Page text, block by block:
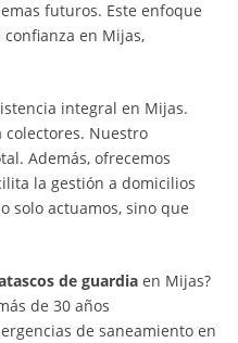
futuros. Este enfoque
en Mijas,
integral en Mijas.
colectores. Nuestro
Además, ofrecemos
la gestión a domicilios
solo actuamos, sino que
de guardiaen Mijas?
de 30 años
de saneamiento en